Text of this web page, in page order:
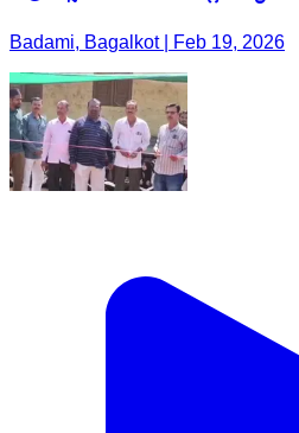
Badami, Bagalkot | Feb 19, 2026